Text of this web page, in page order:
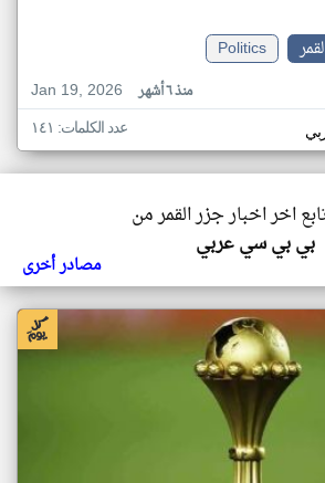
Politics
Jan 19, 2026
منذ ٦ أشهر
عدد الكلمات: ١٤١
اخر اخبار جزر القمر من
بي بي سي عربي
مصادر أخرى